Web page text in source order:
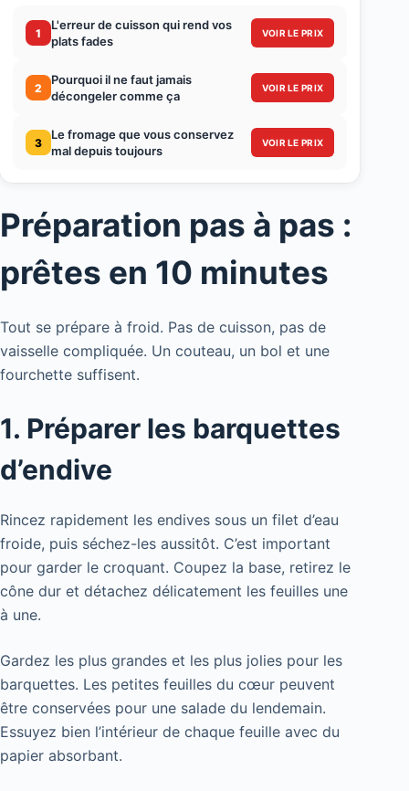
1
L'erreur de cuisson qui rend vos
plats fades
VOIR LE PRIX
2
Pourquoi il ne faut jamais
décongeler comme ça
VOIR LE PRIX
3
Le fromage que vous conservez
mal depuis toujours
VOIR LE PRIX
Préparation pas à pas :
prêtes en 10 minutes
Tout se prépare à froid. Pas de cuisson, pas de
vaisselle compliquée. Un couteau, un bol et une
fourchette suffisent.
1. Préparer les barquettes
d’endive
Rincez rapidement les endives sous un filet d’eau
froide, puis séchez-les aussitôt. C’est important
pour garder le croquant. Coupez la base, retirez le
cône dur et détachez délicatement les feuilles une
à une.
Gardez les plus grandes et les plus jolies pour les
barquettes. Les petites feuilles du cœur peuvent
être conservées pour une salade du lendemain.
Essuyez bien l’intérieur de chaque feuille avec du
papier absorbant.